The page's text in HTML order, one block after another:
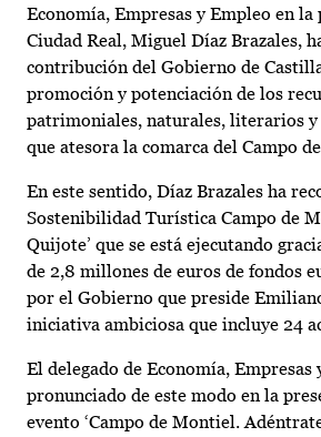
Economía, Empresas y Empleo en
Ciudad Real, Miguel Díaz Brazales,
contribución del Gobierno de
promoción y potenciación de los
patrimoniales, naturales, literarios y
que atesora la comarca del Campo
En este sentido, Díaz Brazales ha
Sostenibilidad Turística Campo de
Quijote’ que se está ejecutando
de 2,8 millones de euros de fondos
por el Gobierno que preside
iniciativa ambiciosa que incluye 24
El delegado de Economía, Empresas
pronunciado de este modo en la
evento ‘Campo de Montiel.